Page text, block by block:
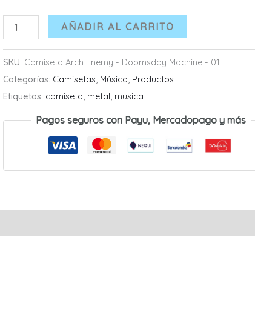
Camiseta
Arch
Enemy
-
Doomsday
-
AÑADIR AL CARRITO
SKU: Camiseta Arch Enemy - Doomsday Machine - 01
Categorías: Camisetas, Música, Productos
Etiquetas: camiseta, metal, musica
Pagos seguros con Payu, Mercadopago y más